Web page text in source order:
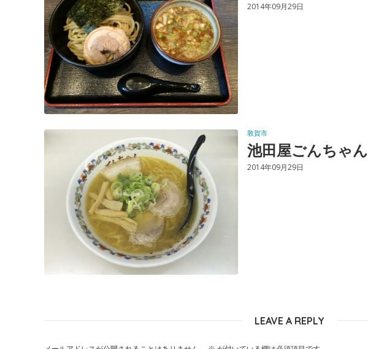
2014年09月29日
敦賀市
池田屋ごんちゃん
2014年09月29日
LEAVE A REPLY